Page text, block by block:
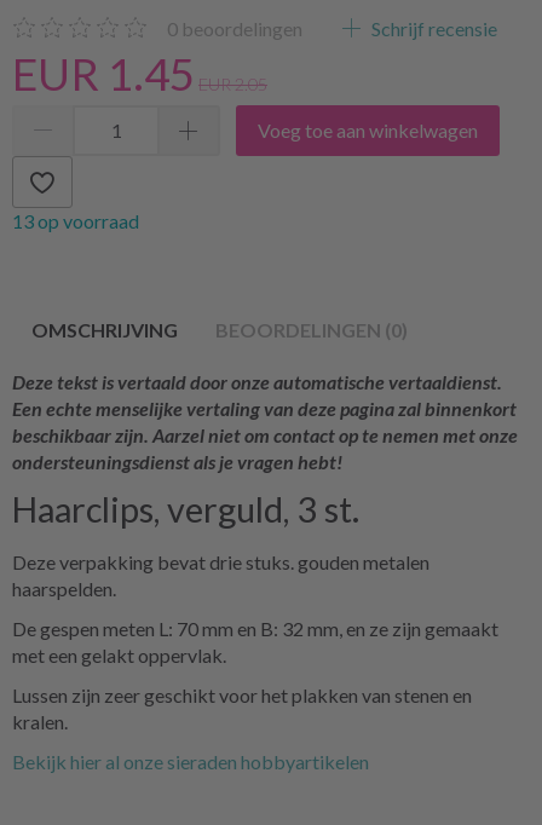
0 beoordelingen Schrijf recensie
EUR 1.45 EUR 2.05
Voeg toe aan winkelwagen
13 op voorraad
OMSCHRIJVING BEOORDELINGEN (0)
Deze tekst is vertaald door onze automatische vertaaldienst.
Een echte menselijke vertaling van deze pagina zal binnenkort
beschikbaar zijn. Aarzel niet om contact op te nemen met onze
ondersteuningsdienst als je vragen hebt!
Haarclips, verguld, 3 st.
Deze verpakking bevat drie stuks. gouden metalen
haarspelden.
De gespen meten L: 70 mm en B: 32 mm, en ze zijn gemaakt
met een gelakt oppervlak.
Lussen zijn zeer geschikt voor het plakken van stenen en
kralen.
Bekijk hier al onze sieraden hobbyartikelen